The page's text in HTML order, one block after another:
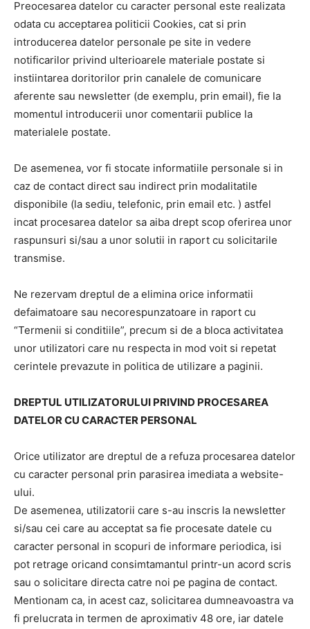
Preocesarea datelor cu caracter personal este realizata
odata cu acceptarea politicii Cookies, cat si prin
introducerea datelor personale pe site in vedere
notificarilor privind ulterioarele materiale postate si
instiintarea doritorilor prin canalele de comunicare
aferente sau newsletter (de exemplu, prin email), fie la
momentul introducerii unor comentarii publice la
materialele postate.
De asemenea, vor fi stocate informatiile personale si in
caz de contact direct sau indirect prin modalitatile
disponibile (la sediu, telefonic, prin email etc. ) astfel
incat procesarea datelor sa aiba drept scop oferirea unor
raspunsuri si/sau a unor solutii in raport cu solicitarile
transmise.
Ne rezervam dreptul de a elimina orice informatii
defaimatoare sau necorespunzatoare in raport cu
“Termenii si conditiile”, precum si de a bloca activitatea
unor utilizatori care nu respecta in mod voit si repetat
cerintele prevazute in politica de utilizare a paginii.
DREPTUL UTILIZATORULUI PRIVIND PROCESAREA
DATELOR CU CARACTER PERSONAL
Orice utilizator are dreptul de a refuza procesarea datelor
cu caracter personal prin parasirea imediata a website-
ului.
De asemenea, utilizatorii care s-au inscris la newsletter
si/sau cei care au acceptat sa fie procesate datele cu
caracter personal in scopuri de informare periodica, isi
pot retrage oricand consimtamantul printr-un acord scris
sau o solicitare directa catre noi pe pagina de contact.
Mentionam ca, in acest caz, solicitarea dumneavoastra va
fi prelucrata in termen de aproximativ 48 ore, iar datele